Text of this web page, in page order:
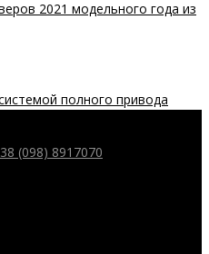
2021 модельного года из
полного привода
(098) 8917070